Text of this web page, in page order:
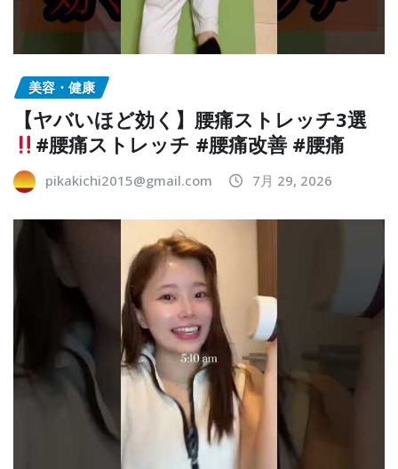
美容・健康
【ヤバいほど効く】腰痛ストレッチ3選
#腰痛ストレッチ #腰痛改善 #腰痛
pikakichi2015@gmail.com 7月 29, 2026